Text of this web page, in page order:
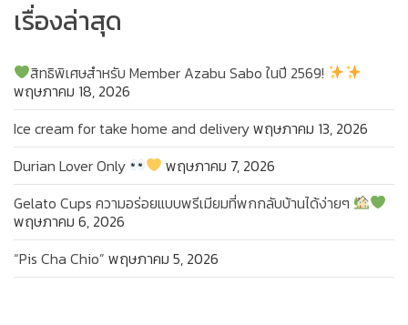
เรื่องล่าสุด
สิทธิพิเศษสำหรับ Member Azabu Sabo ในปี 2569!
พฤษภาคม 18, 2026
Ice cream for take home and deliveryพฤษภาคม 13, 2026
Durian Lover Only
พฤษภาคม 7, 2026
Gelato Cups ความอร่อยแบบพรีเมียมที่พกกลับบ้านได้ง่ายๆ
พฤษภาคม 6, 2026
“Pis Cha Chio” พฤษภาคม 5, 2026